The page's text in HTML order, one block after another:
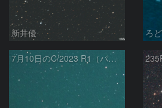
新井優 ろ
7月10日のC/2023 R1（パンスターズ彗星）